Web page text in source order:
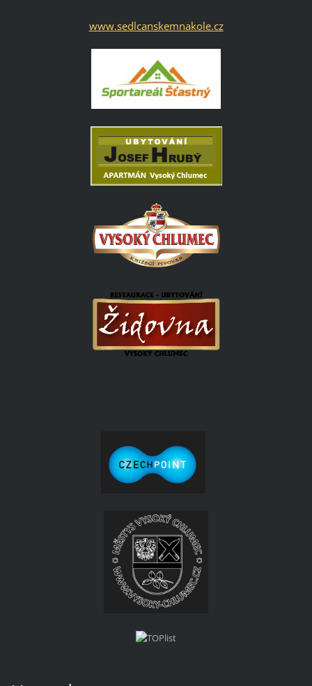
www.sedlcanskemnakole.cz